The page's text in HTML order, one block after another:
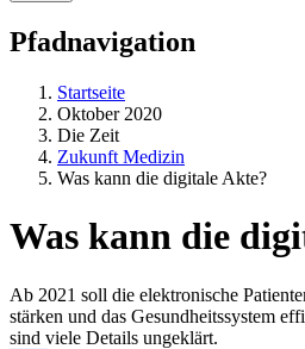
Pfadnavigation
Startseite
Oktober 2020
Die Zeit
Zukunft Medizin
Was kann die digitale Akte?
Was kann die
Ab 2021 soll die elektronische
stärken und das Gesundheitssystem
sind viele Details ungeklärt.